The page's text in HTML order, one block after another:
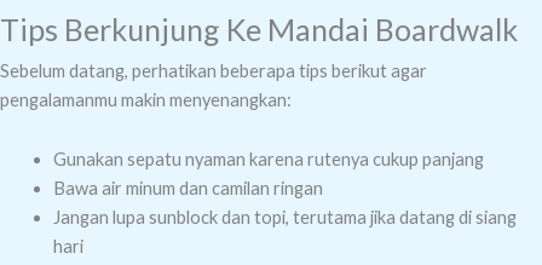
Tips Berkunjung Ke Mandai Boardwalk
Sebelum datang, perhatikan beberapa tips berikut agar
pengalamanmu makin menyenangkan:
Gunakan sepatu nyaman karena rutenya cukup panjang
Bawa air minum dan camilan ringan
Jangan lupa sunblock dan topi, terutama jika datang di siang
hari